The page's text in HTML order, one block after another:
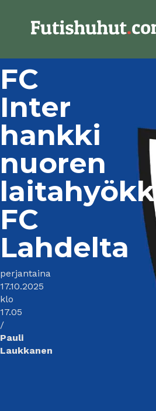
FC
Inter
hankki
nuoren
FC
Lahdelta
perjantaina
17.10.2025
klo
17.05
/
Pauli
Laukkanen